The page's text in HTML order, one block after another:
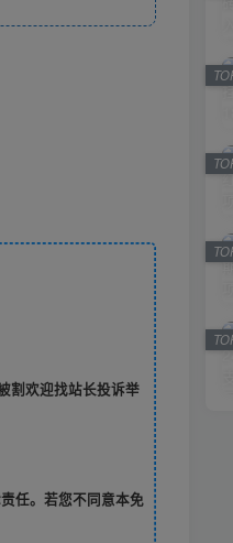
割欢迎找站长投诉举
任。若您不同意本免